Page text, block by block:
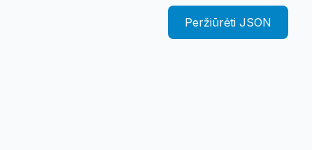
Peržiūrėti JSON